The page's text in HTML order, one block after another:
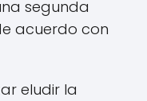
segunda
acuerdo con
eludir la